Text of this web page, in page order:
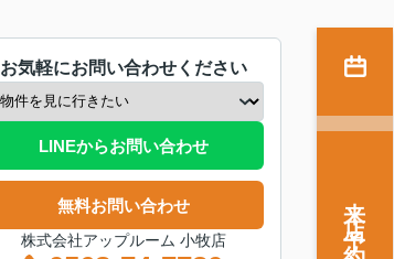
お気軽にお問い合わせください
LINEからお問い合わせ
無料お問い合わせ
株式会社アップルーム 小牧店 来店予約